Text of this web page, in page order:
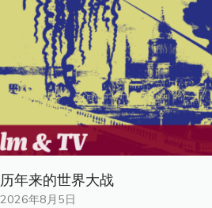
历年来的世界大战
2026年8月5日